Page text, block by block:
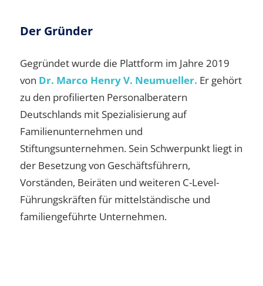
Der Gründer
Gegründet wurde die Plattform im Jahre 2019
von Dr. Marco Henry V. Neumueller. Er gehört
zu den profilierten Personalberatern
Deutschlands mit Spezialisierung auf
Familienunternehmen und
Stiftungsunternehmen. Sein Schwerpunkt liegt in
der Besetzung von Geschäftsführern,
Vorständen, Beiräten und weiteren C-Level-
Führungskräften für mittelständische und
familiengeführte Unternehmen.